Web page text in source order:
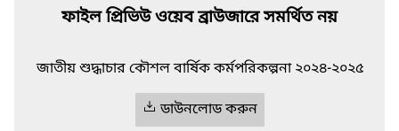
ফাইল প্রিভিউ ওয়েব ব্রাউজারে সমর্থিত নয়
জাতীয় শুদ্ধাচার কৌশল বার্ষিক কর্মপরিকল্পনা ২০২৪-২০২৫
ডাউনলোড করুন